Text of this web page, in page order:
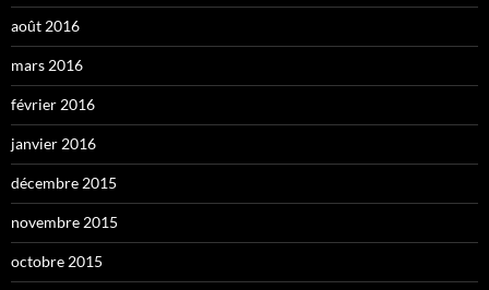
août 2016
mars 2016
février 2016
janvier 2016
décembre 2015
novembre 2015
octobre 2015